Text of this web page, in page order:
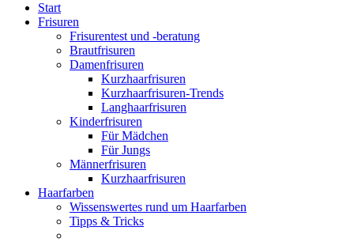
Start
Frisuren
Frisurentest und -beratung
Brautfrisuren
Damenfrisuren
Kurzhaarfrisuren
Kurzhaarfrisuren-Trends
Langhaarfrisuren
Kinderfrisuren
Für Mädchen
Für Jungs
Männerfrisuren
Kurzhaarfrisuren
Haarfarben
Wissenswertes rund um Haarfarben
Tipps & Tricks